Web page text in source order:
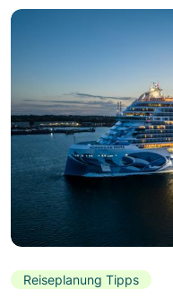
Reiseplanung Tipps